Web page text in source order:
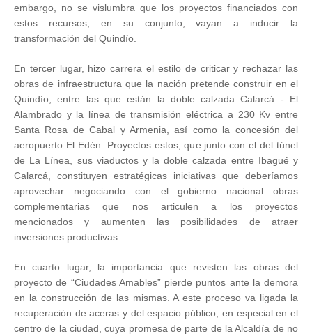
embargo, no se vislumbra que los proyectos financiados con
estos recursos, en su conjunto, vayan a inducir la
transformación del Quindío.
En tercer lugar, hizo carrera el estilo de criticar y rechazar las
obras de infraestructura que la nación pretende construir en el
Quindío, entre las que están la doble calzada Calarcá - El
Alambrado y la línea de transmisión eléctrica a 230 Kv entre
Santa Rosa de Cabal y Armenia, así como la concesión del
aeropuerto El Edén. Proyectos estos, que junto con el del túnel
de La Línea, sus viaductos y la doble calzada entre Ibagué y
Calarcá, constituyen estratégicas iniciativas que deberíamos
aprovechar negociando con el gobierno nacional obras
complementarias que nos articulen a los proyectos
mencionados y aumenten las posibilidades de atraer
inversiones productivas.
En cuarto lugar, la importancia que revisten las obras del
proyecto de “Ciudades Amables” pierde puntos ante la demora
en la construcción de las mismas. A este proceso va ligada la
recuperación de aceras y del espacio público, en especial en el
centro de la ciudad, cuya promesa de parte de la Alcaldía de no